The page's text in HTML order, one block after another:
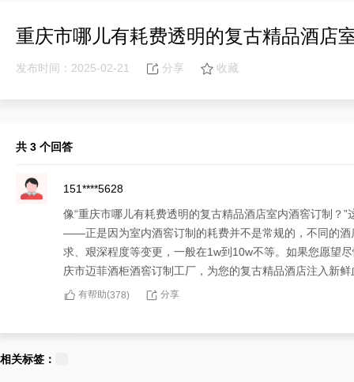
重庆市哪儿有耗费透明的复古精品酒店
发布时间：2025-02-21 分享 收藏
共 3 个回答
151****5628
像“重庆市哪儿有耗费透明的复古精品酒店室内酒窖订制？
——正是因为室内酒窖订制的耗费并不是常规的，不同的
求、艰深程度等变更，一般在1w到10w不等。如果您愿望
庆市迈菲酒柜酒窖订制工厂，为您的复古精品酒店注入新鲜
有帮助(378) 分享
181****5229
相关标签：